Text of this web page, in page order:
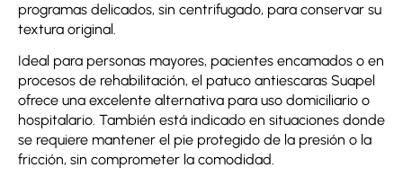
programas delicados, sin centrifugado, para conservar su
textura original.
Ideal para personas mayores, pacientes encamados o en
procesos de rehabilitación, el patuco antiescaras Suapel
ofrece una excelente alternativa para uso domiciliario o
hospitalario. También está indicado en situaciones donde
se requiere mantener el pie protegido de la presión o la
fricción, sin comprometer la comodidad.